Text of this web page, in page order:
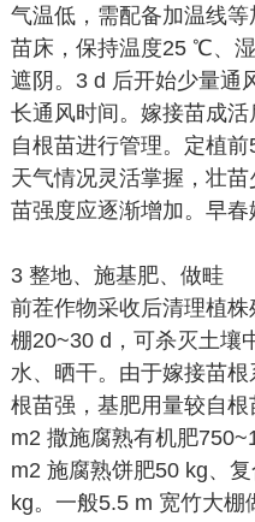
气温低，需配备加温线
苗床，保持温度25 ℃、
遮阴。3 d 后开始少量通
长通风时间。嫁接苗成
自根苗进行管理。定植
天气情况灵活掌握，壮
苗强度应逐渐增加。早春
3 整地、施基肥、做畦
前茬作物采收后清理植
棚20~30 d，可杀灭土壤
水、晒干。由于嫁接苗
根苗强，基肥用量较自
m2 撒施腐熟有机肥
m2 施腐熟饼肥50 kg、
kg。一般5.5 m 宽竹大棚